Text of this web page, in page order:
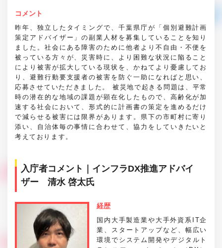
コメント
昨年、独立したタイミングで、千葉県庁が「個別避難計画
策定アドバイザー」の副業人材を募集していることを知り
ました。社会にある障害のために他者より不自由・不便を
被っている方々が、災害時に、より困難な状況に陥ること
により被害が拡大している現状を、かねてより憂慮してお
り、避難行動要支援者の被害を防ぐ一助になればと思い、
応募させていただきました。 被災地で起きる問題は、平常
時の潜在的な地域の課題が顕在化したもので、高齢化が加
速する社会において、形式的に計画書の策定を進めるだけ
で減らせる被害には限界があります。県下の市町村に寄り
添い、自治体毎の事情に合わせて、協力をしていきたいと
考えております。
入庁者コメント｜インフラDX推進アドバイ
ザー 清水 啓太氏
経歴
国内大手製造業や大手外資系IT企
業、スタートアップなど、幅広い
環境でシステム開発やデジタルト